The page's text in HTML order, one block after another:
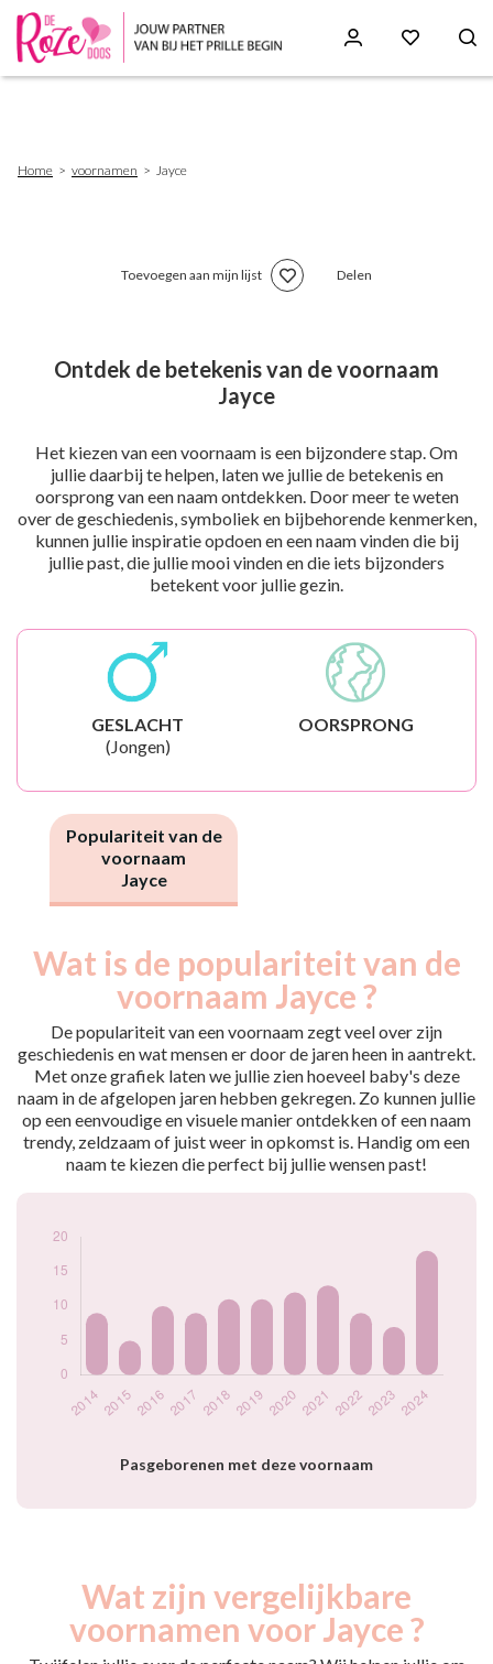
Home voornamen Jayce
Toevoegen aan mijn lijst Delen
Ontdek de betekenis van de voornaam
Jayce
Het kiezen van een voornaam is een bijzondere stap. Om
jullie daarbij te helpen, laten we jullie de betekenis en
oorsprong van een naam ontdekken. Door meer te weten
over de geschiedenis, symboliek en bijbehorende kenmerken,
kunnen jullie inspiratie opdoen en een naam vinden die bij
jullie past, die jullie mooi vinden en die iets bijzonders
betekent voor jullie gezin.
GESLACHT
(Jongen)
OORSPRONG
Populariteit van de
voornaam
Jayce
Wat is de populariteit van de
voornaam Jayce ?
De populariteit van een voornaam zegt veel over zijn
geschiedenis en wat mensen er door de jaren heen in aantrekt.
Met onze grafiek laten we jullie zien hoeveel baby's deze
naam in de afgelopen jaren hebben gekregen. Zo kunnen jullie
op een eenvoudige en visuele manier ontdekken of een naam
trendy, zeldzaam of juist weer in opkomst is. Handig om een
naam te kiezen die perfect bij jullie wensen past!
Pasgeborenen met deze voornaam
Popularité du
prénom Jayce par
Année
Nouveaux-
nés
2015
5
2016
10
2017
9
2018
11
2019
11
2020
12
13
2024
Wat zijn vergelijkbare
voornamen voor Jayce ?